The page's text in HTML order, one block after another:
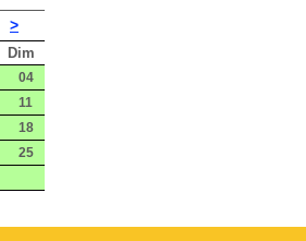
>
Dim
04
11
18
25